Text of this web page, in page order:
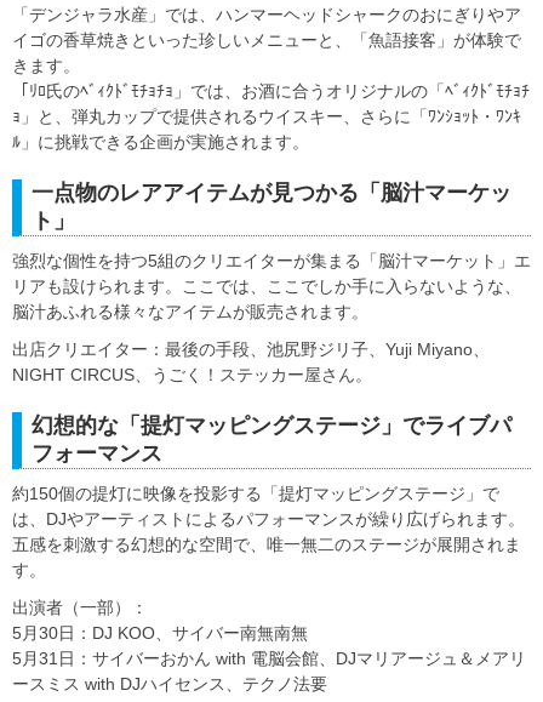
「デンジャラ水産」では、ハンマーヘッドシャークのおにぎりやア
イゴの香草焼きといった珍しいメニューと、「魚語接客」が体験で
きます。
「ﾘﾛ氏のﾍﾞｨｸﾄﾞﾓﾁｮﾁｮ」では、お酒に合うオリジナルの「ﾍﾞｨｸﾄﾞﾓﾁｮﾁ
ｮ」と、弾丸カップで提供されるウイスキー、さらに「ﾜﾝｼｮｯﾄ・ﾜﾝｷ
ﾙ」に挑戦できる企画が実施されます。
一点物のレアアイテムが見つかる「脳汁マーケッ
ト」
強烈な個性を持つ5組のクリエイターが集まる「脳汁マーケット」エ
リアも設けられます。ここでは、ここでしか手に入らないような、
脳汁あふれる様々なアイテムが販売されます。
出店クリエイター：最後の手段、池尻野ジリ子、Yuji Miyano、
NIGHT CIRCUS、うごく！ステッカー屋さん。
幻想的な「提灯マッピングステージ」でライブパ
フォーマンス
約150個の提灯に映像を投影する「提灯マッピングステージ」で
は、DJやアーティストによるパフォーマンスが繰り広げられます。
五感を刺激する幻想的な空間で、唯一無二のステージが展開されま
す。
出演者（一部）：
5月30日：DJ KOO、サイバー南無南無
5月31日：サイバーおかん with 電脳会館、DJマリアージュ＆メアリ
ースミス with DJハイセンス、テクノ法要